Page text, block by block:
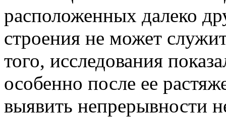
расположенных далеко
строения не может
того, исследования
особенно после ее
выявить непрерывности